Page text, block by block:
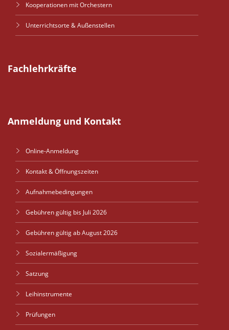
Kooperationen mit Orchestern
Unterrichtsorte & Außenstellen
Fachlehrkräfte
Anmeldung und Kontakt
Online-Anmeldung
Kontakt & Öffnungszeiten
Aufnahmebedingungen
Gebühren gültig bis Juli 2026
Gebühren gültig ab August 2026
Sozialermäßigung
Satzung
Leihinstrumente
Prüfungen